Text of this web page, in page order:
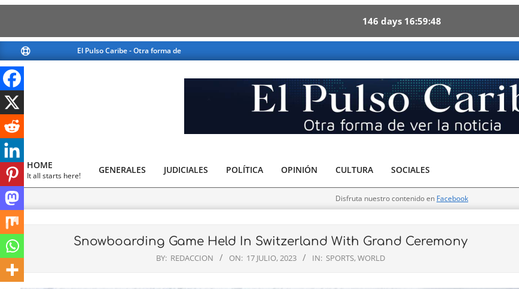
146 days 16 59 46
to
content
El Pulso Caribe - Otra forma de ver la noticia
El
Caribe
Primary
Navigation
Menu
HOME
It all starts here!
GENERALES JUDICIALES POLÍTICA OPINIÓN CULTURA SOCIALES
Disfruta nuestro contenido en Facebook
Snowboarding Game Held In Switzerland With Grand Ceremony
BY: REDACCION ON: 17 JULIO, 2023 IN: SPORTS,WORLD